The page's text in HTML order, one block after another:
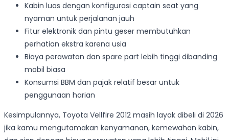
Kabin luas dengan konfigurasi captain seat yang
nyaman untuk perjalanan jauh
Fitur elektronik dan pintu geser membutuhkan
perhatian ekstra karena usia
Biaya perawatan dan spare part lebih tinggi dibanding
mobil biasa
Konsumsi BBM dan pajak relatif besar untuk
penggunaan harian
Kesimpulannya, Toyota Vellfire 2012 masih layak dibeli di 2026
jika kamu mengutamakan kenyamanan, kemewahan kabin,